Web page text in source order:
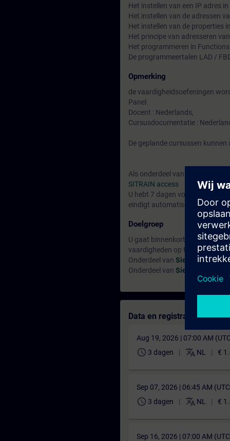
Het instellen van een IP adres in
Het instellen van de adressen
Het instellen van de properties
Het principe van adresseren
Het programmeren in
De programmeertalen LAD /
Opmerking
de vaardigheidsoefeningen
Panel.
Docent : Nederlands,
Cursusdocumentatie :
De geplande cursussen
Als onderdeel van uw
SITRAIN access
U hebt 7 dagen voor het begin
eindigt automatisch 14 dagen
Doelgroep
U gaat binnenkort de STEP 7
vaardigheden op te doen.
Onderdeel van Siemens
Onderdeel van Siemens
Data en registratie
Aug 19, 2026 | 07:00 AM
schedule 3 dagen translate NL €
Sep 07, 2026 | 06:45 AM
schedule 3 dagen translate NL €
Sep 16, 2026 | 07:00 AM